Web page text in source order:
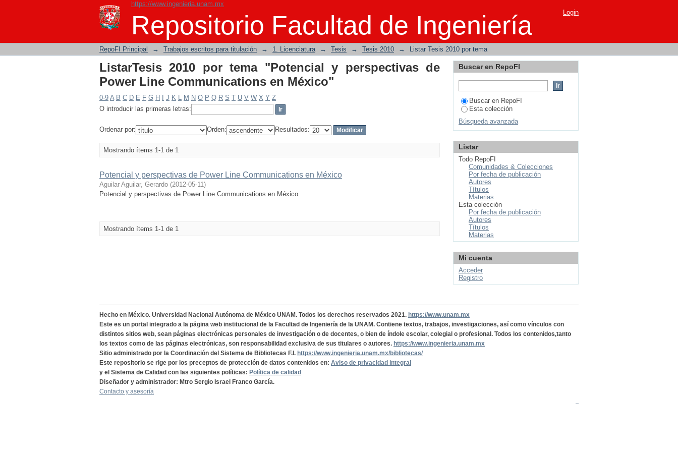
https://www.ingenieria.unam.mx
Repositorio Facultad de Ingeniería
ListarTesis 2010 por tema "Potencial y perspectivas de Power Line
Communications en México"
Login
RepoFI Principal → Trabajos escritos para titulación → 1. Licenciatura → Tesis → Tesis 2010 → Listar Tesis 2010 por tema
ListarTesis 2010 por tema "Potencial y perspectivas de
Power Line Communications en México"
0-9 A B C D E F G H J K L M N O P Q R S T U V W X Y Z
O introducir las primeras letras:
Ordenar por: Orden: Resultados:
Mostrando ítems 1-1 de 1
Potencial y perspectivas de Power Line Communications en México
Aguilar Aguilar, Gerardo (2012-05-11)
Potencial y perspectivas de Power Line Communications en México
Mostrando ítems 1-1 de 1
Buscar en RepoFI
Buscar en RepoFI
Esta colección
Búsqueda avanzada
Listar
Todo RepoFI
Comunidades & Colecciones
Por fecha de publicación
Autores
Títulos
Materias
Esta colección
Por fecha de publicación
Autores
Títulos
Materias
Mi cuenta
Acceder
Registro
Hecho en México. Universidad Nacional Autónoma de México UNAM. Todos los derechos reservados 2021. https://www.unam.mx
Este es un portal integrado a la página web institucional de la Facultad de Ingeniería de la UNAM. Contiene textos, trabajos, investigaciones, así como vínculos con
distintos sitios web, sean páginas electrónicas personales de investigación o de docentes, o bien de índole escolar, colegial o profesional. Todos los contenidos,tanto
los textos como de las páginas electrónicas, son responsabilidad exclusiva de sus titulares o autores. https://www.ingenieria.unam.mx
Sitio administrado por la Coordinación del Sistema de Bibliotecas F.I. https://www.ingenieria.unam.mx/bibliotecas/
Este repositorio se rige por los preceptos de protección de datos contenidos en: Aviso de privacidad integral
y el Sistema de Calidad con las siguientes políticas: Política de calidad
Diseñador y administrador: Mtro Sergio Israel Franco García.
Contacto y asesoría